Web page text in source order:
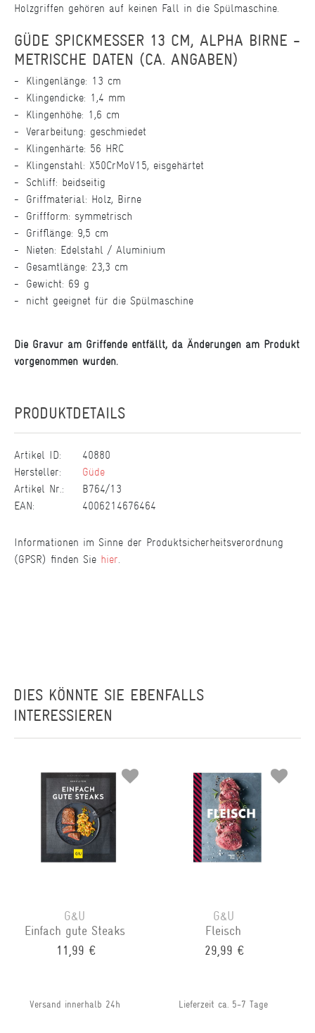
Holzgriffen gehören auf keinen Fall in die Spülmaschine.
GÜDE SPICKMESSER 13 CM, ALPHA BIRNE -
METRISCHE DATEN (CA. ANGABEN)
Klingenlänge: 13 cm
Klingendicke: 1,4 mm
Klingenhöhe: 1,6 cm
Verarbeitung: geschmiedet
Klingenhärte: 56 HRC
Klingenstahl: X50CrMoV15, eisgehärtet
Schliff: beidseitig
Griffmaterial: Holz, Birne
Griffform: symmetrisch
Grifflänge: 9,5 cm
Nieten: Edelstahl / Aluminium
Gesamtlänge: 23,3 cm
Gewicht: 69 g
nicht geeignet für die Spülmaschine
Die Gravur am Griffende entfällt, da Änderungen am Produkt
vorgenommen wurden.
PRODUKTDETAILS
Artikel ID:
40880
Hersteller:
Güde
Artikel Nr.:
B764/13
EAN:
4006214676464
Informationen im Sinne der Produktsicherheitsverordnung
(GPSR) finden Sie hier
DIES KÖNNTE SIE EBENFALLS
INTERESSIEREN
G&U
Einfach gute Steaks
11,99 €
Versand innerhalb 24h
G&U
Fleisch
29,99 €
Lieferzeit ca. 5-7 Tage